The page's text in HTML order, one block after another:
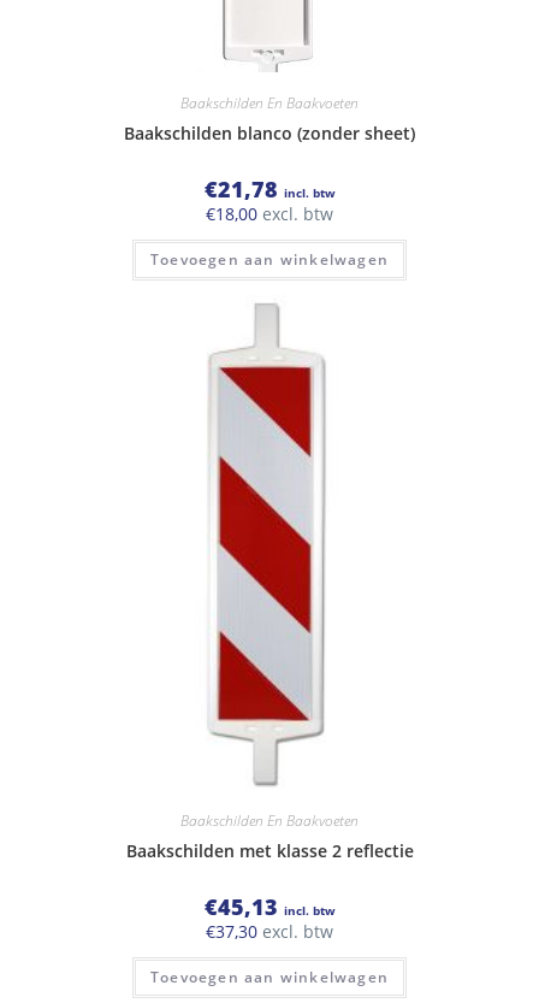
Baakschilden En Baakvoeten
Baakschilden blanco (zonder sheet)
€21,78 incl. btw
€18,00 excl. btw
Toevoegen aan winkelwagen
Baakschilden En Baakvoeten
Baakschilden met klasse 2 reflectie
€45,13 incl. btw
€37,30 excl. btw
Toevoegen aan winkelwagen